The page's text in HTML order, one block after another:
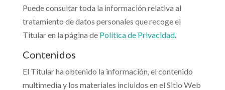
Puede consultar toda la información relativa al
tratamiento de datos personales que recoge el
Titular en la página de Política de Privacidad.
Contenidos
El Titular ha obtenido la información, el contenido
multimedia y los materiales incluidos en el Sitio Web